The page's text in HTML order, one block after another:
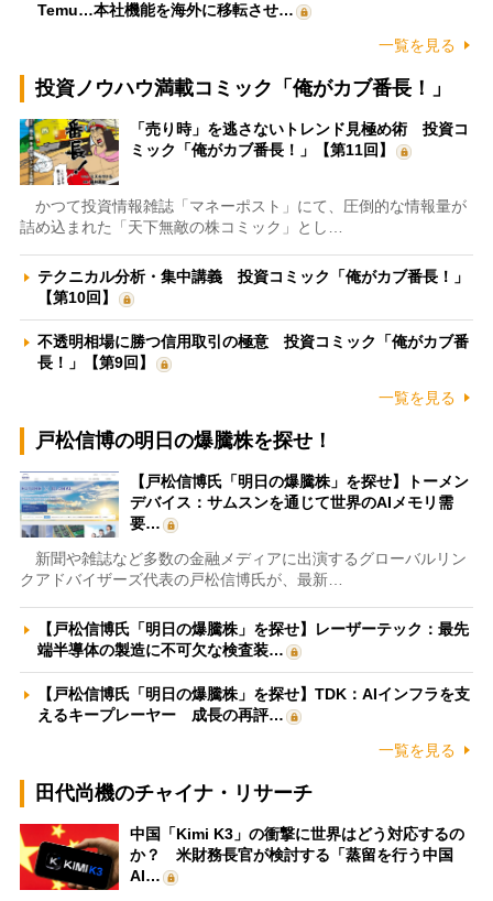
Temu…本社機能を海外に移転させ…
一覧を見る
投資ノウハウ満載コミック「俺がカブ番長！」
「売り時」を逃さないトレンド見極め術 投資コ
ミック「俺がカブ番長！」【第11回】
かつて投資情報雑誌「マネーポスト」にて、圧倒的な情報量が
詰め込まれた「天下無敵の株コミック」とし…
テクニカル分析・集中講義 投資コミック「俺がカブ番長！」
【第10回】
不透明相場に勝つ信用取引の極意 投資コミック「俺がカブ番
長！」【第9回】
一覧を見る
戸松信博の明日の爆騰株を探せ！
【戸松信博氏「明日の爆騰株」を探せ】トーメン
デバイス：サムスンを通じて世界のAIメモリ需
要…
新聞や雑誌など多数の金融メディアに出演するグローバルリン
クアドバイザーズ代表の戸松信博氏が、最新…
【戸松信博氏「明日の爆騰株」を探せ】レーザーテック：最先
端半導体の製造に不可欠な検査装…
【戸松信博氏「明日の爆騰株」を探せ】TDK：AIインフラを支
えるキープレーヤー 成長の再評…
一覧を見る
田代尚機のチャイナ・リサーチ
中国「Kimi K3」の衝撃に世界はどう対応するの
か？ 米財務長官が検討する「蒸留を行う中国
AI…